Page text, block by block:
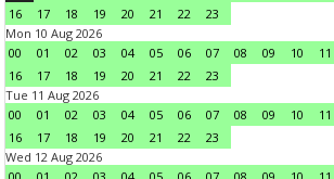
16
17 18 19 20 21 22
23
Mon 10 Aug 2026
00
01 02 03 04 05 06 07 08 09 10 11
16
17 18 19 20 21 22
23
Tue 11 Aug 2026
00
01 02 03 04 05 06 07 08 09 10 11
16
17 18 19 20 21 22
23
Wed 12 Aug 2026